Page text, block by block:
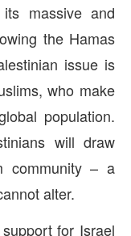
massive and
the Hamas
issue is
who make
population.
will draw
community – a
alter.
for Israel